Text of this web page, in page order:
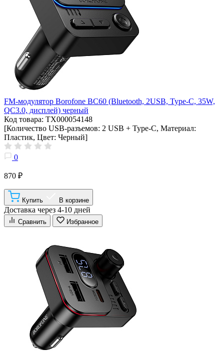
FM-модулятор Borofone BC60 (Bluetooth, 2USB, Type-C, 35W,
QC3.0, дисплей) черный
Код товара: ТХ000054148
[Количество USB-разъемов: 2 USB + Type-C, Материал:
Пластик, Цвет: Черный]
0
870 ₽
Купить В корзине
Доставка через 4-10 дней
Сравнить Избранное